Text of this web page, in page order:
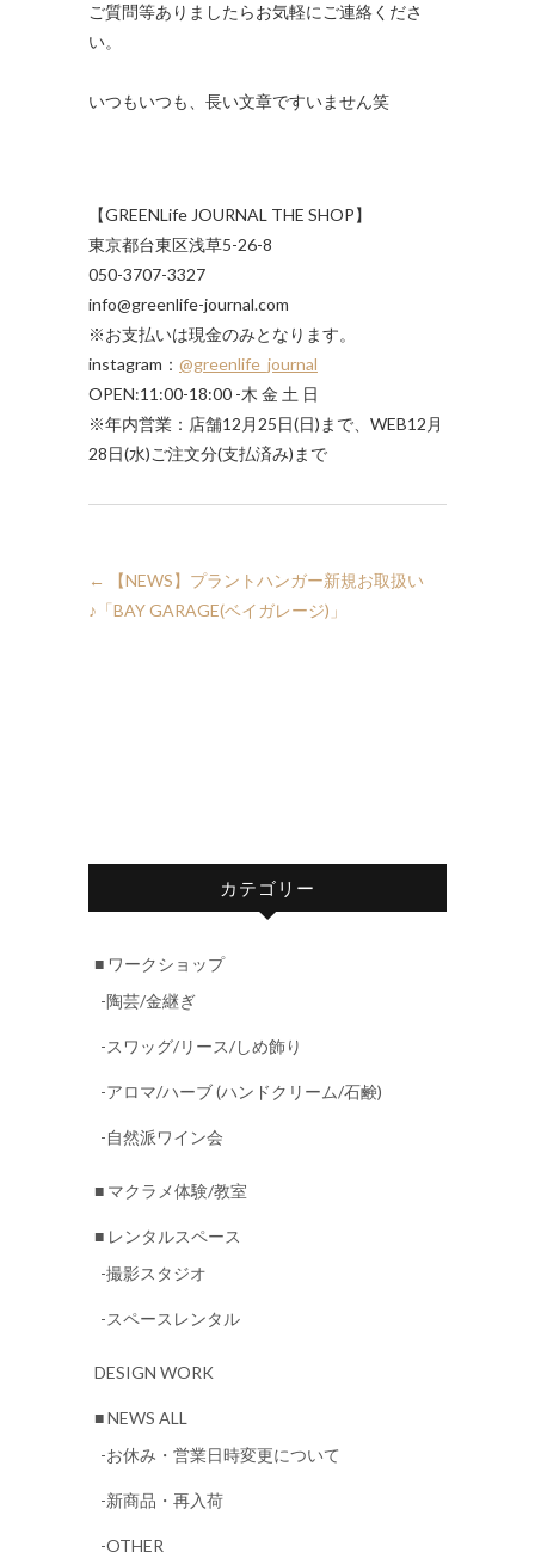
ご質問等ありましたらお気軽にご連絡くださ
い。
いつもいつも、長い文章ですいません笑
【GREENLife JOURNAL THE SHOP】
東京都台東区浅草5-26-8
050-3707-3327
info@greenlife-journal.com
※お支払いは現金のみとなります。
instagram： @greenlife_journal
OPEN:11:00-18:00 -木 金 土 日
※年内営業：店舗12月25日(日)まで、WEB12月
28日(水)ご注文分(支払済み)まで
←
【NEWS】プラントハンガー新規お取扱い
♪「BAY GARAGE(ベイガレージ)」
カテゴリー
■ ワークショップ
-陶芸/金継ぎ
-スワッグ/リース/しめ飾り
-アロマ/ハーブ (ハンドクリーム/石鹸)
-自然派ワイン会
■ マクラメ体験/教室
■ レンタルスペース
-撮影スタジオ
-スペースレンタル
DESIGN WORK
■ NEWS ALL
-お休み・営業日時変更について
-新商品・再入荷
-OTHER